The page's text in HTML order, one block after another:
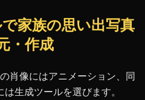
家族の思い出写真
・作成
肖像にはアニメーション、同
生成ツールを選びます。